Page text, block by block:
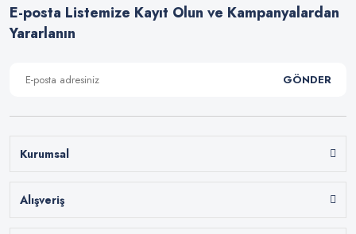
E-posta Listemize Kayıt Olun ve Kampanyalardan
Yararlanın
GÖNDER
Kurumsal
Alışveriş